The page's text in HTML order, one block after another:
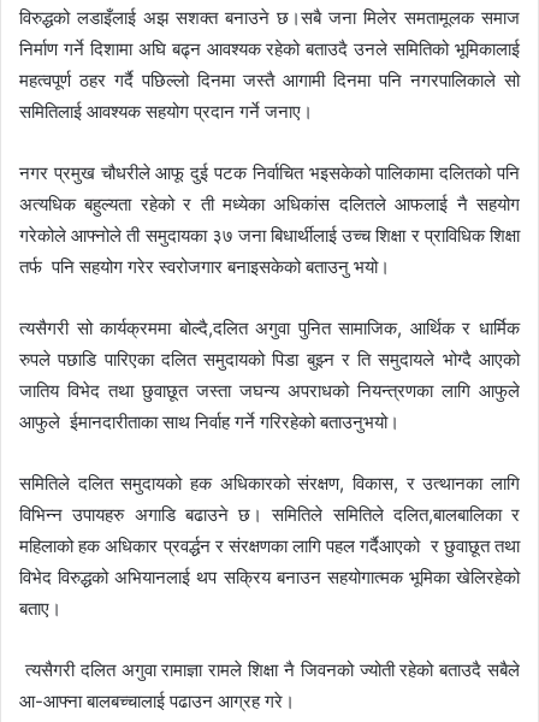
विरुद्धको लडाइँलाई अझ सशक्त बनाउने छ।सबै जना मिलेर समतामूलक समाज
निर्माण गर्ने दिशामा अघि बढ्न आवश्यक रहेको बताउदै उनले समितिको भूमिकालाई
महत्वपूर्ण ठहर गर्दै पछिल्लो दिनमा जस्तै आगामी दिनमा पनि नगरपालिकाले सो
समितिलाई आवश्यक सहयोग प्रदान गर्ने जनाए।
नगर प्रमुख चौधरीले आफू दुई पटक निर्वाचित भइसकेको पालिकामा दलितको पनि
अत्यधिक बहुल्यता रहेको र ती मध्येका अधिकांस दलितले आफलाई नै सहयोग
गरेकोले आफ्नोले ती समुदायका ३७ जना बिधार्थीलाई उच्च शिक्षा र प्राविधिक शिक्षा
तर्फ पनि सहयोग गरेर स्वरोजगार बनाइसकेको बताउनु भयो।
त्यसैगरी सो कार्यक्रममा बोल्दै,दलित अगुवा पुनित सामाजिक, आर्थिक र धार्मिक
रुपले पछाडि पारिएका दलित समुदायको पिडा बुझ्न र ति समुदायले भोग्दै आएको
जातिय विभेद तथा छुवाछूत जस्ता जघन्य अपराधको नियन्त्रणका लागि आफुले
आफुले ईमानदारीताका साथ निर्वाह गर्ने गरिरहेको बताउनुभयो।
समितिले दलित समुदायको हक अधिकारको संरक्षण, विकास, र उत्थानका लागि
विभिन्न उपायहरु अगाडि बढाउने छ। समितिले समितिले दलित,बालबालिका र
महिलाको हक अधिकार प्रवर्द्धन र संरक्षणका लागि पहल गर्दैआएको र छुवाछूत तथा
विभेद विरुद्धको अभियानलाई थप सक्रिय बनाउन सहयोगात्मक भूमिका खेलिरहेको
बताए।
त्यसैगरी दलित अगुवा रामाज्ञा रामले शिक्षा नै जिवनको ज्योती रहेको बताउदै सबैले
आ-आफ्ना बालबच्चालाई पढाउन आग्रह गरे।